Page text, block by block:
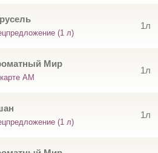
(1 л)
1л
Мир
АМ
1л
(1 л)
1л